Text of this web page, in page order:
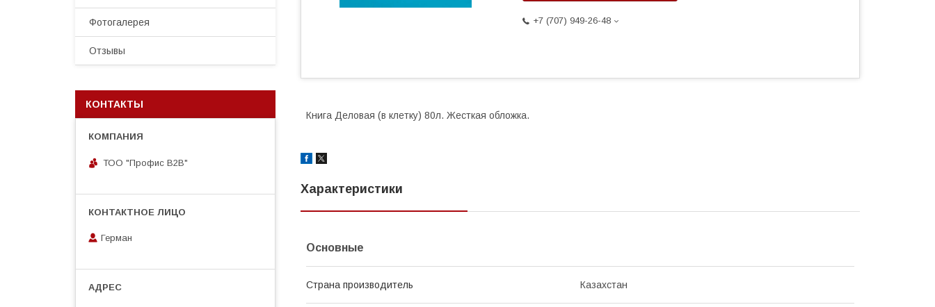
+7 (707) 949-26-48
Книга Деловая (в клетку) 80л. Жесткая обложка.
Характеристики
Основные
Страна производитель Казахстан
Фотогалерея
Отзывы
КОНТАКТЫ
ТОО "Профис В2В"
Герман